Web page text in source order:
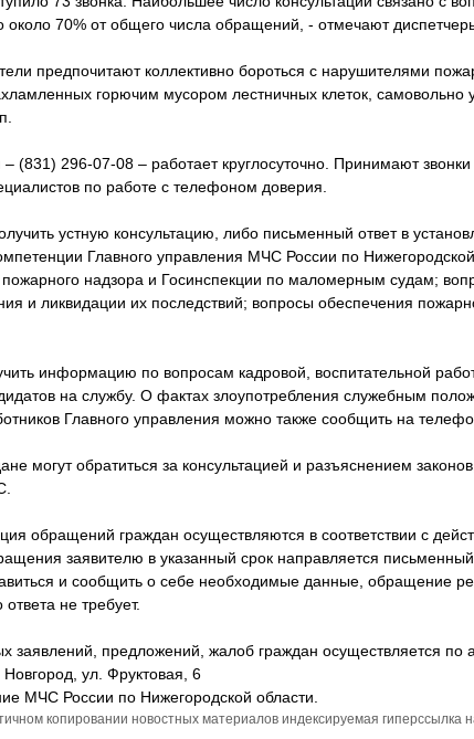
около 70% от общего числа обращений, - отмечают
предпочитают коллективно бороться с нарушителями
горючим мусором лестничных клеток, самовольно
(831) 296-07-08 – работает круглосуточно. Принимают
по работе с телефоном доверия.
устную консультацию, либо письменный ответ в
Главного управления МЧС России по
пожарного надзора и Госинспекции по маломерным судам;
и ликвидации их последствий; вопросы обеспечения
информацию по вопросам кадровой, воспитательной
на службу. О фактах злоупотребления служебным
Главного управления можно также сообщить на
могут обратиться за консультацией и разъяснением
обращений граждан осуществляются в соответствии с
заявителю в указанный срок направляется
и сообщить о себе необходимые данные, обращение
не требует.
заявлений, предложений, жалоб граждан осуществляется по
ул. Фруктовая, 6
МЧС России по Нижегородской области.
копировании новостных материалов индексируемая гиперссылка